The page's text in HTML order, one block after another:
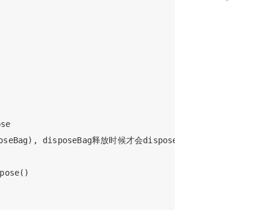
disposeBag释放时候才会dispose